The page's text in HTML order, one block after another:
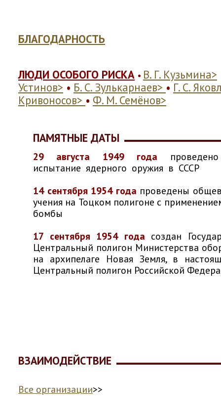
БЛАГОДАРНОСТЬ
ЛЮДИ ОСОБОГО РИСКА • В. Г. Кузьмина>
Устинов> • Б. С. Зулькарнаев> • Г. С.
Кривоносов> • Ф. М. Семёнов>
ПАМЯТНЫЕ ДАТЫ
29 августа 1949 года
испытание ядерного оружия в СССР
14 сентября 1954 года проведены
учения на Тоцком полигоне с
бомбы
17 сентября 1954 года создан
Центральный полигон Министерства
на архипелаге Новая Земля, в
Центральный полигон Российской
ВЗАИМОДЕЙСТВИЕ
Все организации>>